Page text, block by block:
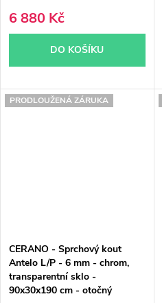
6 880 Kč
DO KOŠÍKU
PRODLOUŽENÁ ZÁRUKA
CERANO - Sprchový kout
Antelo L/P - 6 mm - chrom,
transparentní sklo -
90x30x190 cm - otočný